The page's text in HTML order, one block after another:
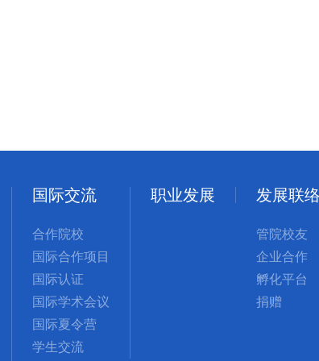
国际交流
合作院校
国际合作项目
国际认证
国际学术会议
国际夏令营
学生交流
职业发展 发展联
管院校友
企业合作
孵化平台
捐赠